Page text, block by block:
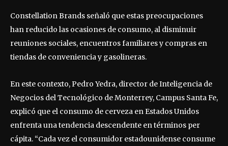
Constellation Brands señaló que estas preocupaciones
han reducido las ocasiones de consumo, al disminuir
reuniones sociales, encuentros familiares y compras en
tiendas de conveniencia y gasolineras.
En este contexto, Pedro Yedra, director de Inteligencia de
Negocios del Tecnológico de Monterrey, Campus Santa Fe,
explicó que el consumo de cerveza en Estados Unidos
enfrenta una tendencia descendente en términos per
cápita. “Cada vez el consumidor estadounidense consume